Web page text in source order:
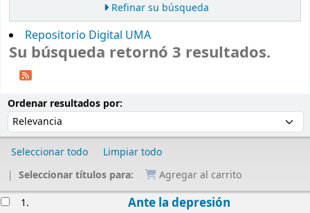
Refinar su búsqueda
Repositorio Digital UMA
Su búsqueda retornó 3 resultados.
Ordenar resultados por:
Seleccionar todo
Limpiar todo
Seleccionar títulos para:
Agregar al carrito
1. Ante la depresión